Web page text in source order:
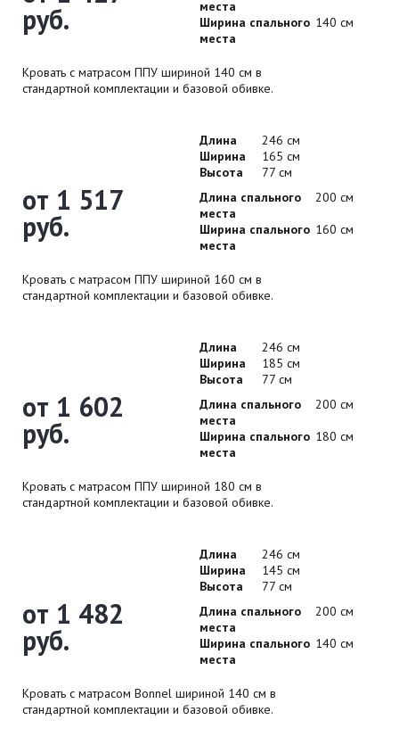
руб.
места
Ширина спального
места
140 см
Кровать с матрасом ППУ шириной 140 см в
стандартной комплектации и базовой обивке.
от 1 517
руб.
Длина
246 см
Ширина
165 см
Высота
77 см
Длина спального
места
200 см
Ширина спального
места
160 см
Кровать с матрасом ППУ шириной 160 см в
стандартной комплектации и базовой обивке.
от 1 602
руб.
Длина
246 см
Ширина
185 см
Высота
77 см
Длина спального
места
200 см
Ширина спального
места
180 см
Кровать с матрасом ППУ шириной 180 см в
стандартной комплектации и базовой обивке.
от 1 482
руб.
Длина
246 см
Ширина
145 см
Высота
77 см
Длина спального
места
200 см
Ширина спального
места
140 см
Кровать с матрасом Bonnel шириной 140 см в
стандартной комплектации и базовой обивке.